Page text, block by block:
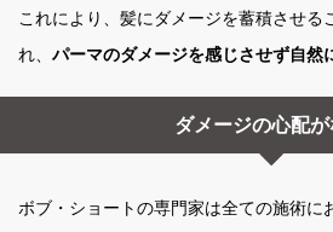
これにより、髪にダメージを蓄積させる
れ、 パーマのダメージを感じさせず自然
ダメージの心配
ボブ・ショートの専門家は全ての施術に